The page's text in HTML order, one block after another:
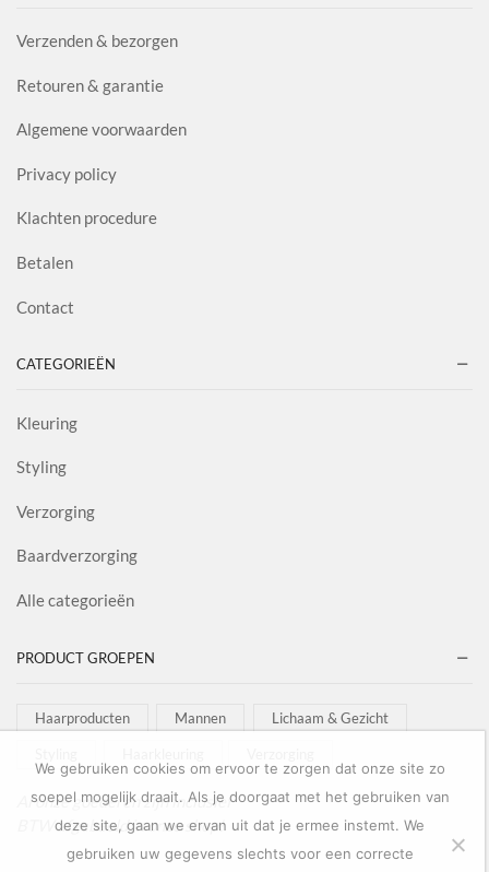
Verzenden & bezorgen
Retouren & garantie
Algemene voorwaarden
Privacy policy
Klachten procedure
Betalen
Contact
CATEGORIEËN
Kleuring
Styling
Verzorging
Baardverzorging
Alle categorieën
PRODUCT GROEPEN
Haarproducten Mannen Lichaam & Gezicht
Al onze goederen zijn inclusief
BTW afgebeeld in onze shop!
We gebruiken cookies om ervoor te zorgen dat onze site zo
soepel mogelijk draait. Als je doorgaat met het gebruiken van
deze site, gaan we ervan uit dat je ermee instemt. We
gebruiken uw gegevens slechts voor een correcte